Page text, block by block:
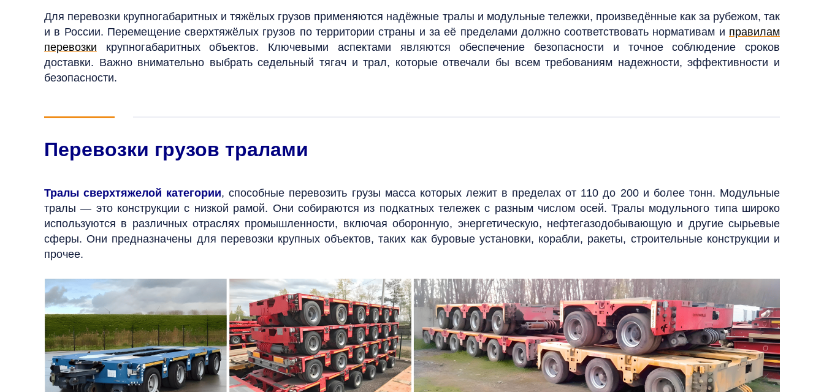
Для перевозки крупногабаритных и тяжёлых грузов применяются надёжные тралы и модульные тележки, произведённые как за рубежом, так
и в России. Перемещение сверхтяжёлых грузов по территории страны и за её пределами должно соответствовать нормативам и правилам
перевозки крупногабаритных объектов. Ключевыми аспектами являются обеспечение безопасности и точное соблюдение сроков
доставки. Важно внимательно выбрать седельный тягач и трал, которые отвечали бы всем требованиям надежности, эффективности и
безопасности.
Перевозки грузов тралами
Тралы сверхтяжелой категории, способные перевозить грузы масса которых лежит в пределах от 110 до 200 и более тонн. Модульные
тралы — это конструкции с низкой рамой. Они собираются из подкатных тележек с разным числом осей. Тралы модульного типа широко
используются в различных отраслях промышленности, включая оборонную, энергетическую, нефтегазодобывающую и другие сырьевые
сферы. Они предназначены для перевозки крупных объектов, таких как буровые установки, корабли, ракеты, строительные конструкции и
прочее.